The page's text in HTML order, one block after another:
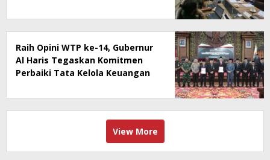
Raih Opini WTP ke-14, Gubernur
Al Haris Tegaskan Komitmen
Perbaiki Tata Kelola Keuangan
View More